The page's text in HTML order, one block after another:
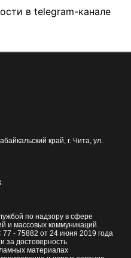
в telegram-канале
край, г. Чита, ул.
по надзору в сфере
и массовых коммуникаций.
- 75882 от 24 июня 2019 года
за достоверность
материалах